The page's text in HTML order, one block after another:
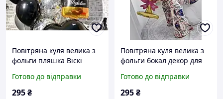
Повітряна куля велика з
фольги пляшка Віскі
народження 93 см
коричневий
Готово до відправки
295₴
Повітряна куля велика з
фольги бокал декор для
85 см рожевий
Готово до відправки
295₴